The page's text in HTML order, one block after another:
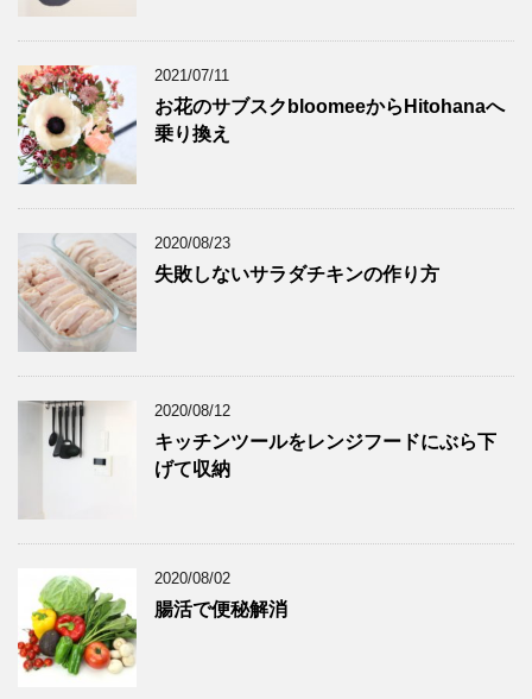
2021/07/11
お花のサブスクbloomeeからHitohanaへ
乗り換え
2020/08/23
失敗しないサラダチキンの作り方
2020/08/12
キッチンツールをレンジフードにぶら下
げて収納
2020/08/02
腸活で便秘解消